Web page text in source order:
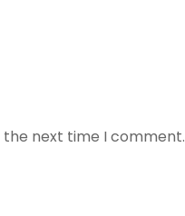
the next time I comment.